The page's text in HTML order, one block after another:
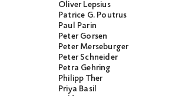
Oliver Lepsius
Patrice G. Poutrus
Paul Parin
Peter Gorsen
Peter Merseburger
Peter Schneider
Petra Gehring
Philipp Ther
Priya Basil